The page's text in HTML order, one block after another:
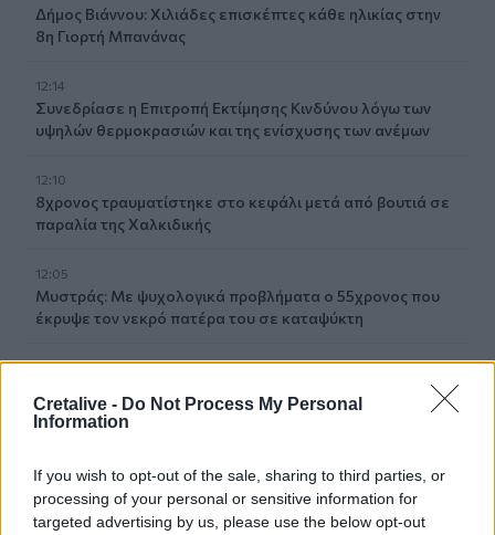
Cretalive - Do Not Process My Personal
Information
If you wish to opt-out of the sale, sharing to third parties, or
processing of your personal or sensitive information for
targeted advertising by us, please use the below opt-out
Δήμος Βιάννου: Χιλιάδες επισκέπτες κάθε ηλικίας στην
8η Γιορτή Μπανάνας
12:14
Συνεδρίασε η Επιτροπή Εκτίμησης Κινδύνου λόγω των
υψηλών θερμοκρασιών και της ενίσχυσης των ανέμων
12:10
8χρονος τραυματίστηκε στο κεφάλι μετά από βουτιά σε
παραλία της Χαλκιδικής
12:05
Μυστράς: Με ψυχολογικά προβλήματα ο 55χρονος που
έκρυψε τον νεκρό πατέρα του σε καταψύκτη
12:05
Κρήτη: Στην εισαγγελία ο φάκελος για τον τουρίστα με τις
ανήθικες προτάσεις - Τι λέει η ΕΛ.ΑΣ για τη 10χρονη
ΠΕΡΙΣΣΟΤΕΡΑ